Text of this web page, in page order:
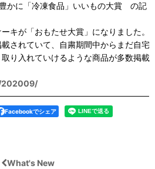
かに「冷凍食品」いいもの大賞 の記
キが「おもたせ大賞」になりました。
されていて、自粛期間中からまだ自宅
り入れていけるような商品が多数掲載
202009/
Facebookでシェア
What's New